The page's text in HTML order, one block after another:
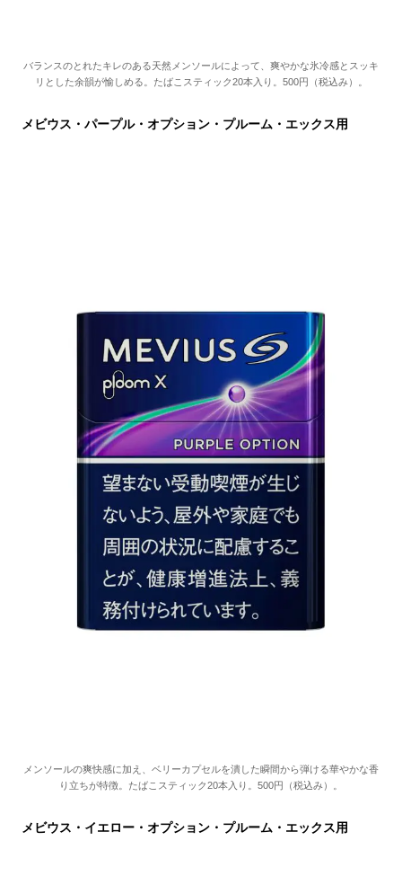
バランスのとれたキレのある天然メンソールによって、爽やかな氷冷感とスッキ
リとした余韻が愉しめる。たばこスティック20本入り。500円（税込み）。
メビウス・パープル・オプション・プルーム・エックス用
メンソールの爽快感に加え、ベリーカプセルを潰した瞬間から弾ける華やかな香
り立ちが特徴。たばこスティック20本入り。500円（税込み）。
メビウス・イエロー・オプション・プルーム・エックス用